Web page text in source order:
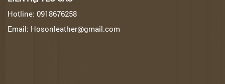
Hotline: 0918676258
Email: Hosonleather@gmail.com